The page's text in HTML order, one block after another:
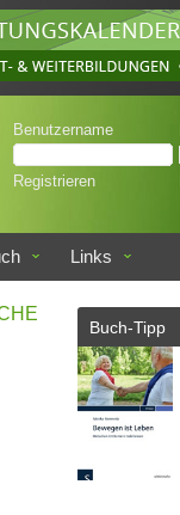
Benutzername
Registrieren
Links
Buch-Tipp